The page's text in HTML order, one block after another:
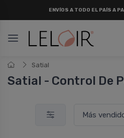
ENVÍOS A TODO EL PAÍS A
Satial
Satial - Control De